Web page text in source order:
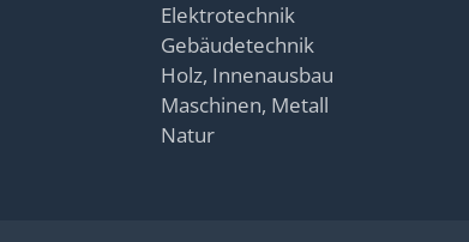
Elektrotechnik
Gebäudetechnik
Holz, Innenausbau
Maschinen, Metall
Natur